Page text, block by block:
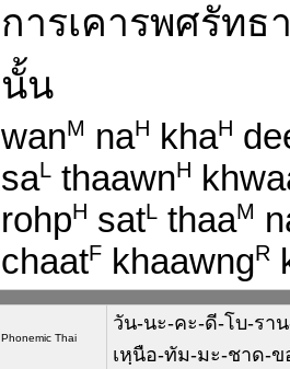
การเคารพศรัท
นั้น
wanM naH khaH
saL thaawnH
rohpH satL thaaM
chaatF khaawngR
Phonemic Thai
วัน-นะ-คะ-ดี-โบ-รา
เหฺนือ-ทัม-มะ-ชาด-